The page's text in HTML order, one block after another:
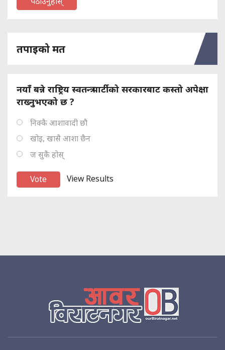
तपाइको मत
नयाँ बन्ने राष्ट्रिय स्वतन्त्र पार्टीको सरकारबाट कस्तो अपेक्षा
राख्नुभएको छ ?
निक्कै आशावादी छौ
खोइ, खासै आशा छैन
ज सुकै होस्
View Results